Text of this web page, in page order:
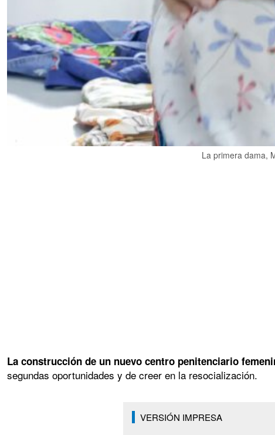
La primera dama,
La construcción de un nuevo centro penitenciario
segundas oportunidades y de creer en la resocialización.
VERSIÓN IMPRESA